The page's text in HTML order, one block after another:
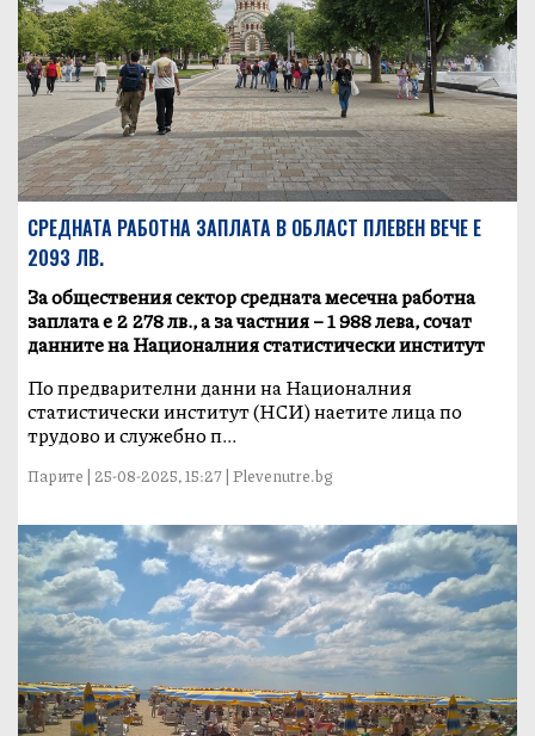
СРЕДНАТА РАБОТНА ЗАПЛАТА В ОБЛАСТ ПЛЕВЕН ВЕЧЕ Е
2093 ЛВ.
За обществения сектор средната месечна работна
заплата е 2 278 лв., а за частния – 1 988 лева, сочат
данните на Националния статистически институт
По предварителни данни на Националния
статистически институт (НСИ) наетите лица по
трудово и служебно п...
Парите | 25-08-2025, 15:27 | Plevenutre.bg